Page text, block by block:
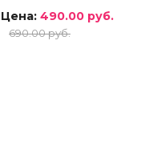
Цена: 490.00 руб.
690.00 руб.